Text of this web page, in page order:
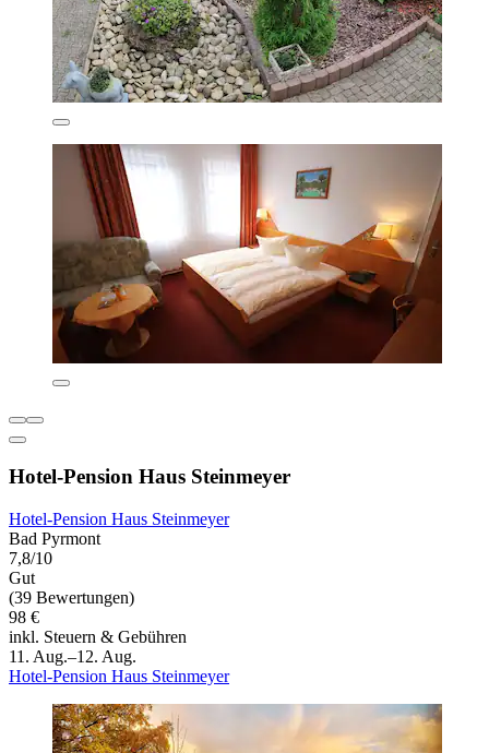
Hotel-Pension Haus Steinmeyer
Hotel-Pension Haus Steinmeyer
Bad Pyrmont
7,8/10
Gut
(39 Bewertungen)
98 €
inkl. Steuern & Gebühren
11. Aug.–12. Aug.
Hotel-Pension Haus Steinmeyer